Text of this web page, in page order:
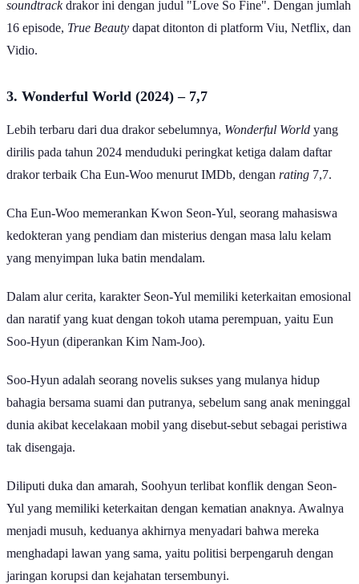
soundtrackdrakor ini dengan judul "Love So Fine". Dengan jumlah
16 episode, True Beauty dapat ditonton di platform Viu, Netflix, dan
Vidio.
3. Wonderful World (2024) – 7,7
Lebih terbaru dari dua drakor sebelumnya, Wonderful World yang
dirilis pada tahun 2024 menduduki peringkat ketiga dalam daftar
drakor terbaik Cha Eun-Woo menurut IMDb, dengan rating 7,7.
Cha Eun-Woo memerankan Kwon Seon-Yul, seorang mahasiswa
kedokteran yang pendiam dan misterius dengan masa lalu kelam
yang menyimpan luka batin mendalam.
Dalam alur cerita, karakter Seon-Yul memiliki keterkaitan emosional
dan naratif yang kuat dengan tokoh utama perempuan, yaitu Eun
Soo-Hyun (diperankan Kim Nam-Joo).
Soo-Hyun adalah seorang novelis sukses yang mulanya hidup
bahagia bersama suami dan putranya, sebelum sang anak meninggal
dunia akibat kecelakaan mobil yang disebut-sebut sebagai peristiwa
tak disengaja.
Diliputi duka dan amarah, Soohyun terlibat konflik dengan Seon-
Yul yang memiliki keterkaitan dengan kematian anaknya. Awalnya
menjadi musuh, keduanya akhirnya menyadari bahwa mereka
menghadapi lawan yang sama, yaitu politisi berpengaruh dengan
jaringan korupsi dan kejahatan tersembunyi.